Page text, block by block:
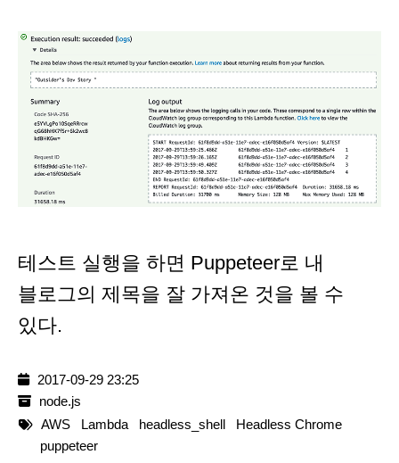
테스트 실행을 하면 Puppeteer로 내
블로그의 제목을 잘 가져온 것을 볼 수
있다.
2017-09-29 23:25
node.js
AWS
Lambda headless_shell
Headless Chrome
puppeteer